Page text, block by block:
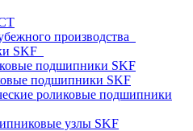
производства
SKF
подшипники SKF
подшипники SKF
роликовые подшипники
узлы SKF